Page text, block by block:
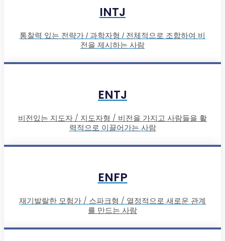
INTJ
통찰력 있는 전략가 / 과학자형 / 전체적으로 조합하여 비
전을 제시하는 사람
ENTJ
비전있는 지도자 / 지도자형 / 비전을 가지고 사람들을 활
력적으로 이끌어가는 사람
ENFP
재기발랄한 모험가 / 스파크형 / 열정적으로 새로운 관계
를 만드는 사람